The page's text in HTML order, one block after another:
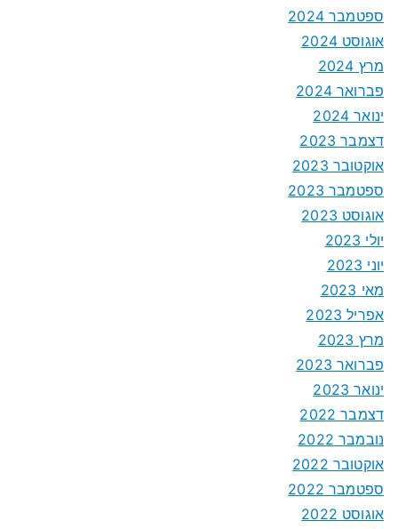
ספטמבר 2024
אוגוסט 2024
מרץ 2024
פברואר 2024
ינואר 2024
דצמבר 2023
אוקטובר 2023
ספטמבר 2023
אוגוסט 2023
יולי 2023
יוני 2023
מאי 2023
אפריל 2023
מרץ 2023
פברואר 2023
ינואר 2023
דצמבר 2022
נובמבר 2022
אוקטובר 2022
ספטמבר 2022
אוגוסט 2022